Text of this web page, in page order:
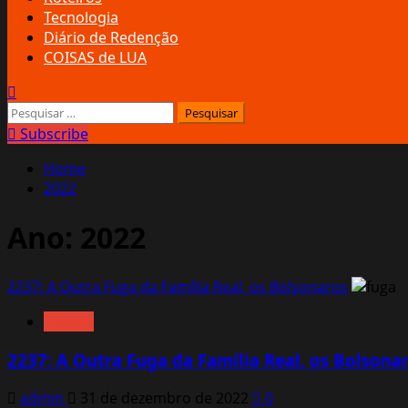
Tecnologia
Diário de Redenção
COISAS de LUA
Pesquisar
por:Subscribe
Home
2022
Ano: 2022
2237: A Outra Fuga da Família Real, os Bolsonaros
2237: A Outra Fuga da Família Real, os
admin 31 de dezembro de 2022 0